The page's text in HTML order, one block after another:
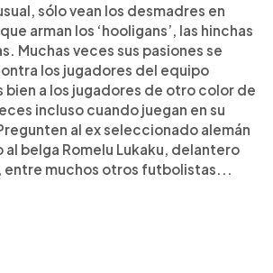
sólo vean los desmadres en
arman los ‘hooligans’, las hinchas
Muchas veces sus pasiones se
los jugadores del equipo
bien a los jugadores de otro color de
incluso cuando juegan en su
al ex seleccionado alemán
al belga Romelu Lukaku, delantero
entre muchos otros futbolistas...